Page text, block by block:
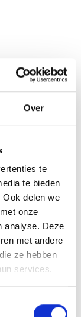
Over
te
te bieden
delen we
onze
analyse. Deze
met andere
ze hebben
services.
Verkocht
1